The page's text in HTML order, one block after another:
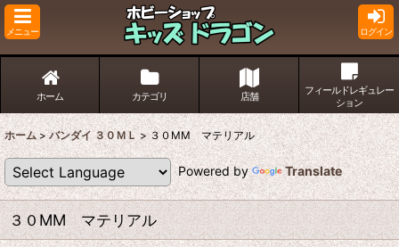
メニュー ログイン
ホーム カテゴリ 店舗
フィールドレギュレー
ション
ホーム > バンダイ ３０ＭＬ > ３０MM マテリアル
Powered by Translate
３０MM マテリアル